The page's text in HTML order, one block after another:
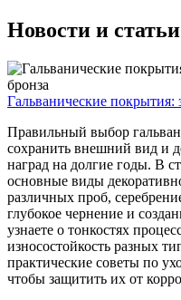
Новости и статьи
Гальванические покрытия:
Правильный выбор
сохранить внешний вид и
наград на долгие годы. В
основные виды
различных проб,
глубокое чернение и
узнаете о тонкостях
износостойкость разных
практические советы по
чтобы защитить их от